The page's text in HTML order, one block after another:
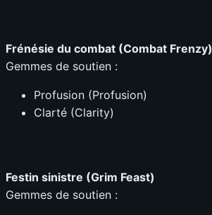
Frénésie du combat (Combat Frenzy)
Gemmes de soutien :
Profusion (Profusion)
Clarté (Clarity)
Festin sinistre (Grim Feast)
Gemmes de soutien :